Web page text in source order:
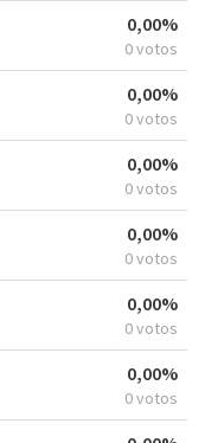
0,00%
0 votos
0,00%
0 votos
0,00%
0 votos
0,00%
0 votos
0,00%
0 votos
0,00%
0 votos